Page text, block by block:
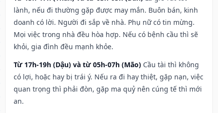
lành, nếu đi thường gặp được may mắn. Buôn bán, kinh
doanh có lời. Người đi sắp về nhà. Phụ nữ có tin mừng.
Mọi việc trong nhà đều hòa hợp. Nếu có bệnh cầu thì sẽ
khỏi, gia đình đều mạnh khỏe.
Từ 17h-19h (Dậu) và từ 05h-07h (Mão) Cầu tài thì không
có lợi, hoặc hay bị trái ý. Nếu ra đi hay thiệt, gặp nạn, việc
quan trọng thì phải đòn, gặp ma quỷ nên cúng tế thì mới
an.